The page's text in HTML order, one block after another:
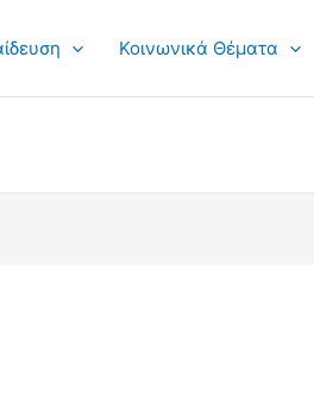
Κοινωνικά Θέματα